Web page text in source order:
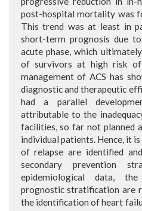
post-hospital mortality was
This trend was at least in
short-term prognosis due
acute phase, which
of survivors at high risk of
management of ACS has
diagnostic and therapeutic
had a parallel
attributable to the
facilities, so far not planned
individual patients. Hence, it
of relapse are identified
secondary prevention
epidemiological data,
prognostic stratification are
the identification of heart